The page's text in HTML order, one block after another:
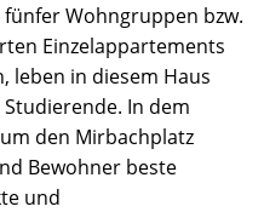
Wohngruppen bzw.
Einzelappartements
leben in diesem Haus
In dem
den Mirbachplatz
Bewohner beste
und